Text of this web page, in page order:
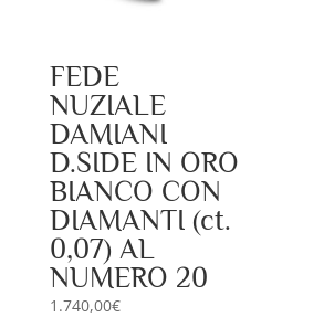
FEDE
NUZIALE
DAMIANI
D.SIDE IN ORO
BIANCO CON
DIAMANTI (ct.
0,07) AL
NUMERO 20
1.740,00€